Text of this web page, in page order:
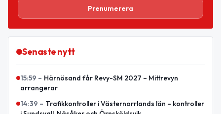
Prenumerera
Senaste nytt
15:59 – Härnösand får Revy-SM 2027 – Mittrevyn
arrangerar
14:39 – Trafikkontroller i Västernorrlands län – kontroller